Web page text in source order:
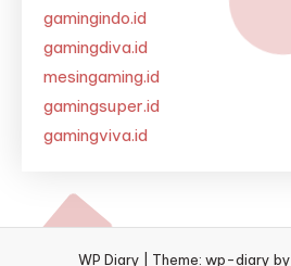
gamingindo.id
gamingdiva.id
mesingaming.id
gamingsuper.id
gamingviva.id
WP Diary Theme: wp-diary by